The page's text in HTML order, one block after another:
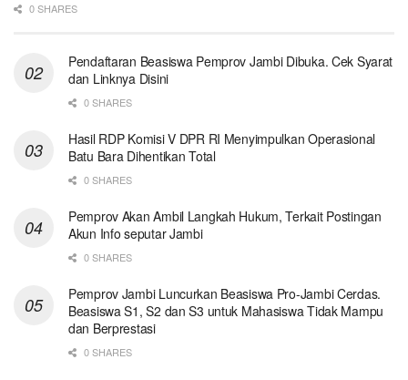
0 SHARES
Pendaftaran Beasiswa Pemprov Jambi Dibuka. Cek Syarat
dan Linknya Disini
0 SHARES
Hasil RDP Komisi V DPR RI Menyimpulkan Operasional
Batu Bara Dihentikan Total
0 SHARES
Pemprov Akan Ambil Langkah Hukum, Terkait Postingan
Akun Info seputar Jambi
0 SHARES
Pemprov Jambi Luncurkan Beasiswa Pro-Jambi Cerdas.
Beasiswa S1, S2 dan S3 untuk Mahasiswa Tidak Mampu
dan Berprestasi
0 SHARES